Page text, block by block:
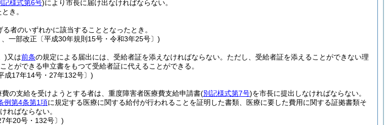
記様式第6号)により市長に届け出なければならない。
き。
る者のいずれかに該当することとなったとき。
一部改正〔平成30年規則15号・令和3年25号〕)
)又は前条の規定による届出には、受給者証を添えなければならない。 ただし、受給者証を添えることができない理
とができる申立書をもつて受給者証に代えることができる。
成17年14号・27年132号〕)
の支給を受けようとする者は、重度障害者医療費支給申請書(別記様式第7号)を市長に提出しなければならない。
例第4条第1項に規定する医療に関する給付が行われることを証明した書類、医療に要した費用に関する証拠書類そ
ればならない。
年20号・132号〕)